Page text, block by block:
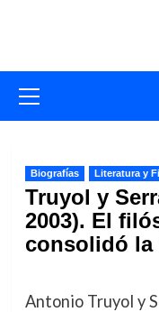
primario
Biografías Literatura y
Truyol y
2003). El
consolidó la
Antonio Truyol y